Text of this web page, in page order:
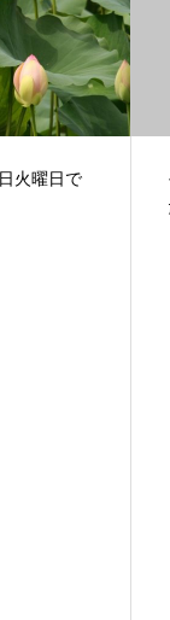
なりまし